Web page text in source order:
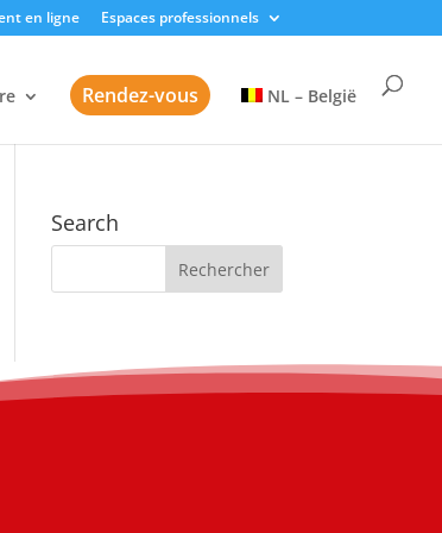
en ligne Espaces professionnels
Rendez-vous NL – België
Search